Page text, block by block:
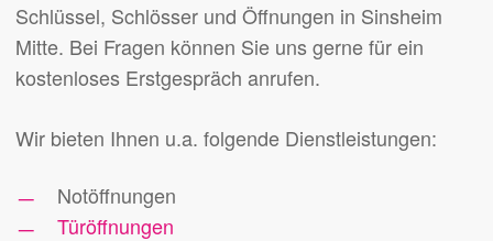
Schlüssel, Schlösser und Öffnungen in Sinsheim
Mitte. Bei Fragen können Sie uns gerne für ein
kostenloses Erstgespräch anrufen.
Wir bieten Ihnen u.a. folgende Dienstleistungen:
Notöffnungen
Türöffnungen